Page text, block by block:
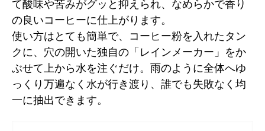
て酸味や苦みがグッと抑えられ、なめらかで香り
の良いコーヒーに仕上がります。
使い方はとても簡単で、コーヒー粉を入れたタン
クに、穴の開いた独自の「レインメーカー」をか
ぶせて上から水を注ぐだけ。雨のように全体へゆ
っくり万遍なく水が行き渡り、誰でも失敗なく均
一に抽出できます。